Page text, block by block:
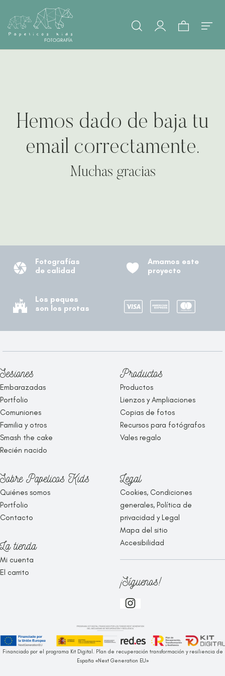
Hemos dado de baja tu
email correctamente.
Muchas gracias
Fotografías
de calidad
Amamos este
proyecto
Los peques
son los protas
Sesiones
Embarazadas
Portfolio
Comuniones
Familia y otros
Smash the cake
Recién nacido
Productos
Productos
Lienzos y Ampliaciones
Copias de fotos
Recursos para fotógrafos
Vales regalo
Sobre Papelicos Kids
Quiénes somos
Portfolio
Contacto
La tienda
Mi cuenta
El carrito
Legal
Cookies, Condiciones
generales, Política de
privacidad y Legal
Mapa del sitio
Accesibilidad
¡Síguenos!
Financiado por el programa Kit Digital. Plan de recuperación transformación y resiliencia de
España «Next Generation EU»